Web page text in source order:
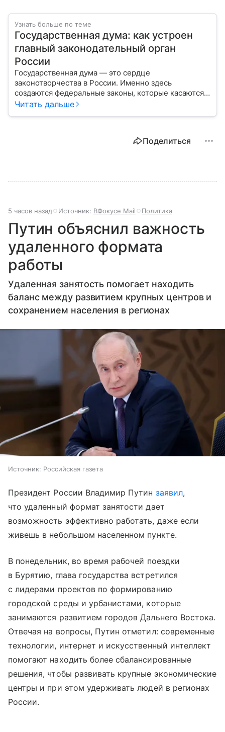
Узнать больше по теме
Государственная дума: как устроен
главный законодательный орган
России
Государственная дума — это сердце
законотворчества в России. Именно здесь
создаются федеральные законы, которые касаются
жизни каждого гражданина: от образования и
Читать дальше
Поделиться
5 часов назад Источник: ВФокусе Mail Политика
Путин объяснил важность
удаленного формата
работы
Удаленная занятость помогает находить
баланс между развитием крупных центров и
сохранением населения в регионах
Источник: Российская газета
Президент России Владимир Путин заявил,
что удаленный формат занятости дает
возможность эффективно работать, даже если
живешь в небольшом населенном пункте.
В понедельник, во время рабочей поездки
в Бурятию, глава государства встретился
с лидерами проектов по формированию
городской среды и урбанистами, которые
занимаются развитием городов Дальнего Востока.
Отвечая на вопросы, Путин отметил: современные
технологии, интернет и искусственный интеллект
помогают находить более сбалансированные
решения, чтобы развивать крупные экономические
центры и при этом удерживать людей в регионах
России.